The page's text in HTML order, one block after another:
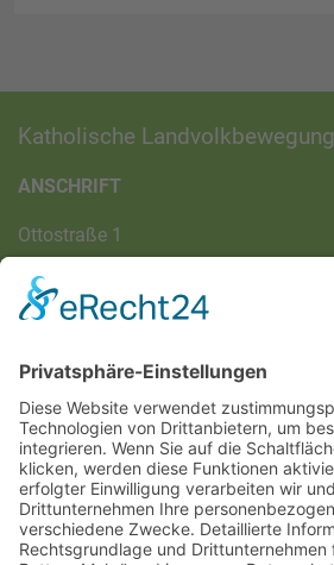
Katholische Landvolkbewegung
ANSCHRIFT
Ottostraße 1
DIREKT-KONTAKT
Telefon: (09 31) 3 86 - 63 7 21